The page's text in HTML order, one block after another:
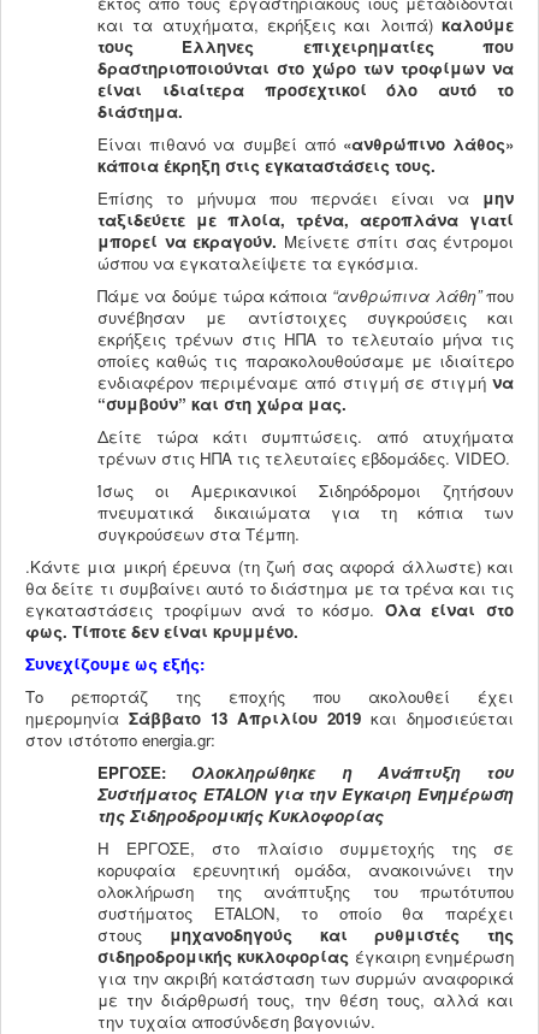
και τα ατυχήματα, εκρήξεις και λοιπά) καλούμε
τους Έλληνες επιχειρηματίες που
δραστηριοποιούνται στο χώρο των τροφίμων να
είναι ιδιαίτερα προσεχτικοί όλο αυτό το
διάστημα.
Είναι πιθανό να συμβεί από «ανθρώπινο λάθος»
κάποια έκρηξη στις εγκαταστάσεις τους.
Επίσης το μήνυμα που περνάει είναι να μην
ταξιδεύετε με πλοία, τρένα, αεροπλάνα γιατί
μπορεί να εκραγούν. Μείνετε σπίτι σας έντρομοι
ώσπου να εγκαταλείψετε τα εγκόσμια.
Πάμε να δούμε τώρα κάποια “ανθρώπινα λάθη”που
συνέβησαν με αντίστοιχες συγκρούσεις και
εκρήξεις τρένων στις ΗΠΑ το τελευταίο μήνα τις
οποίες καθώς τις παρακολουθούσαμε με ιδιαίτερο
ενδιαφέρον περιμέναμε από στιγμή σε στιγμή να
“συμβούν” και στη χώρα μας.
Δείτε τώρα κάτι συμπτώσεις. από ατυχήματα
τρένων στις ΗΠΑ τις τελευταίες εβδομάδες. VIDEO.
Ίσως οι Αμερικανικοί Σιδηρόδρομοι ζητήσουν
πνευματικά δικαιώματα για τη κόπια των
συγκρούσεων στα Τέμπη.
.Κάντε μια μικρή έρευνα (τη ζωή σας αφορά άλλωστε) και
θα δείτε τι συμβαίνει αυτό το διάστημα με τα τρένα και τις
εγκαταστάσεις τροφίμων ανά το κόσμο. Όλα είναι στο
φως. Τίποτε δεν είναι κρυμμένο.
Συνεχίζουμε ως εξής:
Το ρεπορτάζ της εποχής που ακολουθεί έχει
ημερομηνία Σάββατο 13 Απριλίου 2019 και δημοσιεύεται
στον ιστότοπο energia.gr:
ΕΡΓΟΣΕ:
Ολοκληρώθηκε η Ανάπτυξη του
Συστήματος ETALONγια την Έγκαιρη Ενημέρωση
της Σιδηροδρομικής Κυκλοφορίας
Η ΕΡΓΟΣΕ, στο πλαίσιο συμμετοχής της σε
κορυφαία ερευνητική ομάδα, ανακοινώνει την
ολοκλήρωση της ανάπτυξης του πρωτότυπου
συστήματος ETALON, το οποίο θα παρέχει
στους μηχανοδηγούς και ρυθμιστές της
σιδηροδρομικής κυκλοφορίας έγκαιρη ενημέρωση
για την ακριβή κατάσταση των συρμών αναφορικά
με την διάρθρωσή τους, την θέση τους, αλλά και
την τυχαία αποσύνδεση βαγονιών.